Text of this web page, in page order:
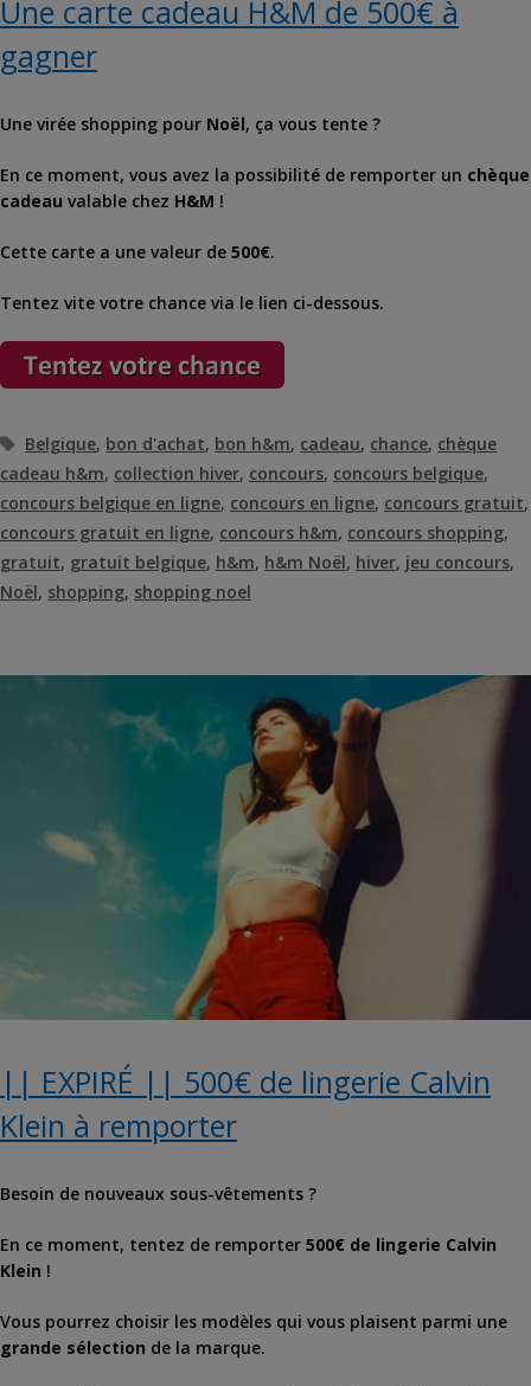
Une carte cadeau H&M de 500€ à
gagner
Une virée shopping pour Noël, ça vous tente ?
En ce moment, vous avez la possibilité de remporter un chèque
cadeau valable chez H&M !
Cette carte a une valeur de 500€.
Tentez vite votre chance via le lien ci-dessous.
Étiquettes
Belgique, bon d'achat, bon h&m, cadeau, chance, chèque
cadeau h&m, collection hiver, concours, concours belgique,
concours belgique en ligne, concours en ligne, concours gratuit,
concours gratuit en ligne, concours h&m, concours shopping,
gratuit, gratuit belgique, h&m, h&m Noël, hiver, jeu concours,
Noël, shopping, shopping noel
|| EXPIRÉ || 500€ de lingerie Calvin
Klein à remporter
Besoin de nouveaux sous-vêtements ?
En ce moment, tentez de remporter 500€ de lingerie Calvin
Klein !
Vous pourrez choisir les modèles qui vous plaisent parmi une
grande sélection de la marque.